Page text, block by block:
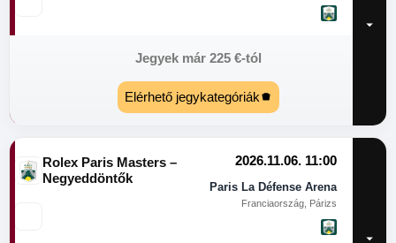
Jegyek már 225 €-tól
Elérhető jegykategóriák
Rolex Paris Masters –
Negyeddöntők
2026.11.06. 11:00
Paris La Défense Arena
Franciaország, Párizs